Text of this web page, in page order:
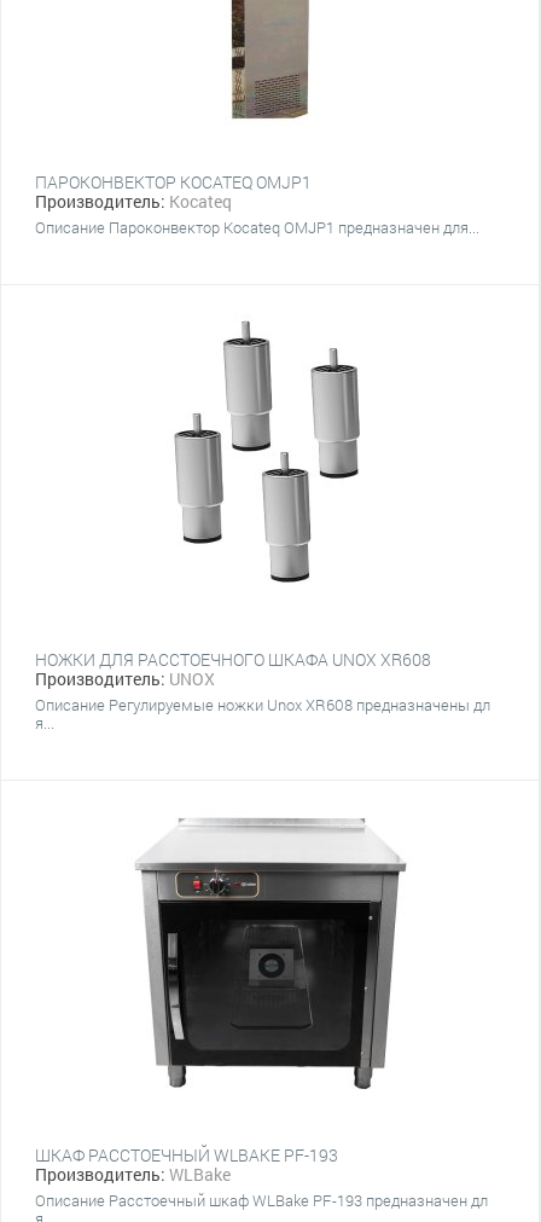
ПАРОКОНВЕКТОР KOCATEQ OMJP1
Производитель: Kocateq
Описание Пароконвектор Kocateq OMJP1 предназначен для...
НОЖКИ ДЛЯ РАССТОЕЧНОГО ШКАФА UNOX XR608
Производитель: UNOX
Описание Регулируемые ножки Unox XR608 предназначены дл
я...
ШКАФ РАССТОЕЧНЫЙ WLBAKE PF-193
Производитель: WLBake
Описание Расстоечный шкаф WLBake PF-193 предназначен дл